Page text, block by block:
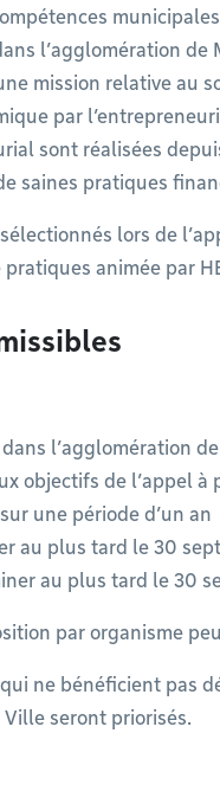
municipales
l’agglomération de
mission relative au
par
sont réalisées
saines pratiques
lors de
animée par
l’agglomération
objectifs de l’appel à
une période d’un an
au plus tard le 30
au plus tard le 30
par organisme
ne bénéficient pas
seront priorisés.